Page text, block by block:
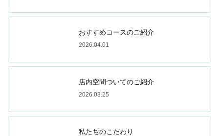
おすすめコースのご紹介
2026.04.01
店内空間ついてのご紹介
2026.03.25
私たちのこだわり